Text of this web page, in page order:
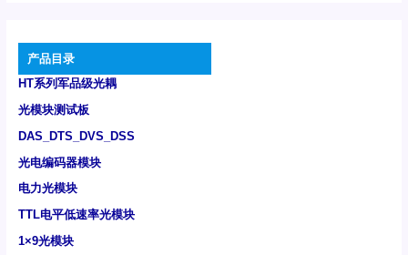
产品目录
HT系列军品级光耦
光模块测试板
DAS_DTS_DVS_DSS
光电编码器模块
电力光模块
TTL电平低速率光模块
1×9光模块